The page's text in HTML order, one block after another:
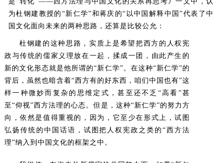
为杜钢建教授的“新仁学”和蒋庆的“以中国解释中国”代表了中
国文化面向未来的两种思路，还算是比较公允：
杜钢建的这种思路，实质上是希望把西方的人权宪
政与传统的儒家义理放在一起，揉成一团，由此产生的
新的文化形态就是他所谓的“新仁学”。在这种“新仁学”的
背后，虽然也暗含着“西方有的好东西，咱们中国也有”这
样一种微妙而复杂的思维定式，甚至还不乏“高看”甚
至“仰视”西方法理的心态。但是，这种“新仁学”的努力方
向，依然是值得重视的，因为，它至少在形式上，试图
弘扬传统的中国话语，试图把人权宪政之类的“西方法
理”纳入到中国文化的框架之中。